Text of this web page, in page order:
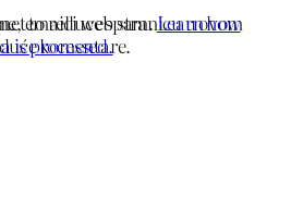
email i web stranicu u ovom
komentare.
to reduce spam.Learn how
is processed.